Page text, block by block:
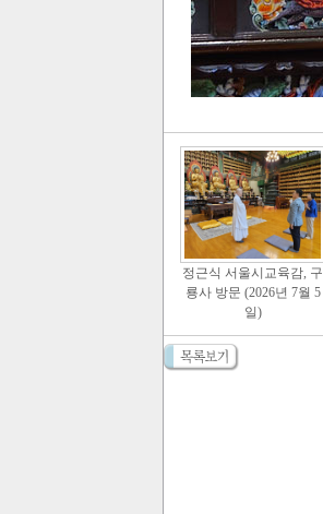
정근식 서울시교육감, 구
룡사 방문 (2026년 7월 5
일)